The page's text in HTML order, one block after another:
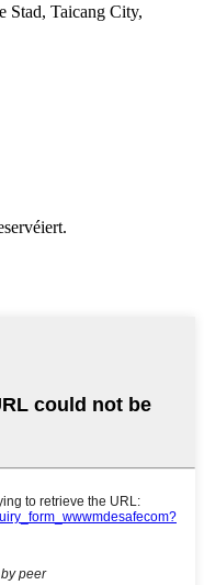
Stad, Taicang City,